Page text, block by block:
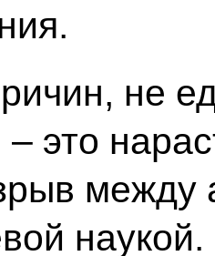
не
– это
между